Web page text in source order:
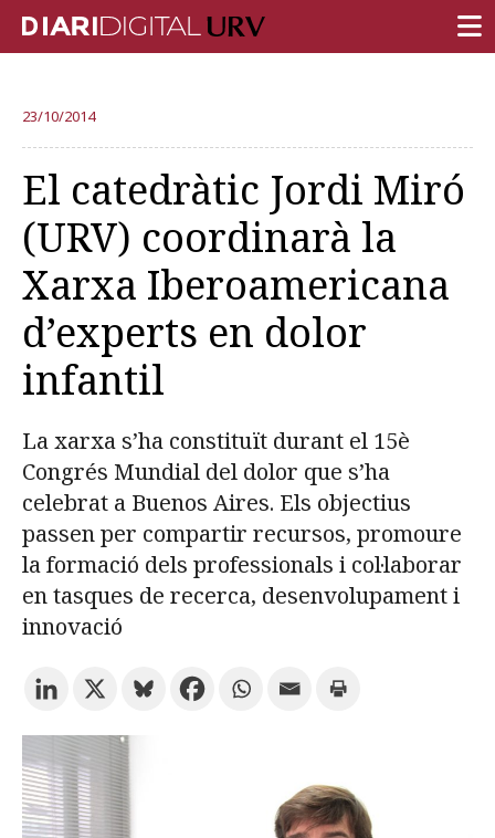
RECERCA
DOCÈNCIA
INSTITUCIÓ
VIDA AL CAMPUS
COMUNITAT URV
REPORTATGES
Prova la cerca avançada
Subscriu-te als butlletins de la URV
23/10/2014
El catedràtic Jordi Miró
(URV) coordinarà la
Xarxa Iberoamericana
d’experts en dolor
infantil
La xarxa s’ha constituït durant el 15è
Congrés Mundial del dolor que s’ha
celebrat a Buenos Aires. Els objectius
passen per compartir recursos, promoure
la formació dels professionals i col·laborar
en tasques de recerca, desenvolupament i
innovació